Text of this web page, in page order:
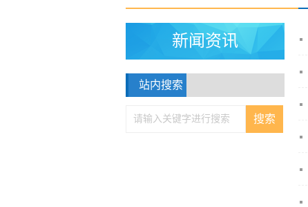
新闻资讯
站内搜索